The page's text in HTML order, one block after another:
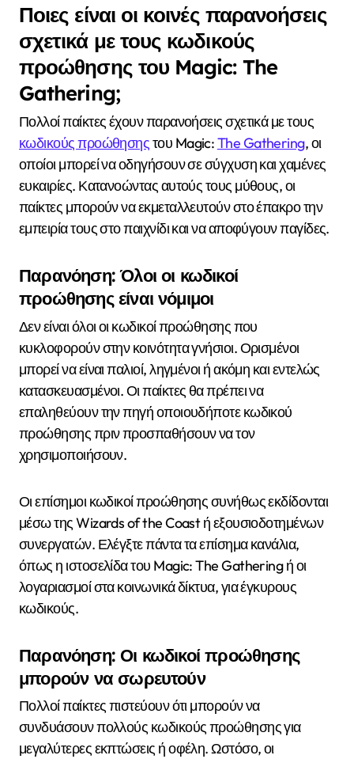
Ποιες είναι οι κοινές παρανοήσεις
σχετικά με τους κωδικούς
προώθησης του Magic: The
Gathering;
Πολλοί παίκτες έχουν παρανοήσεις σχετικά με τους
κωδικούς προώθησηςτου Magic:The Gathering, οι
οποίοι μπορεί να οδηγήσουν σε σύγχυση και χαμένες
ευκαιρίες. Κατανοώντας αυτούς τους μύθους, οι
παίκτες μπορούν να εκμεταλλευτούν στο έπακρο την
εμπειρία τους στο παιχνίδι και να αποφύγουν παγίδες.
Παρανόηση: Όλοι οι κωδικοί
προώθησης είναι νόμιμοι
Δεν είναι όλοι οι κωδικοί προώθησης που
κυκλοφορούν στην κοινότητα γνήσιοι. Ορισμένοι
μπορεί να είναι παλιοί, ληγμένοι ή ακόμη και εντελώς
κατασκευασμένοι. Οι παίκτες θα πρέπει να
επαληθεύουν την πηγή οποιουδήποτε κωδικού
προώθησης πριν προσπαθήσουν να τον
χρησιμοποιήσουν.
Οι επίσημοι κωδικοί προώθησης συνήθως εκδίδονται
μέσω της Wizards of the Coast ή εξουσιοδοτημένων
συνεργατών. Ελέγξτε πάντα τα επίσημα κανάλια,
όπως η ιστοσελίδα του Magic: The Gathering ή οι
λογαριασμοί στα κοινωνικά δίκτυα, για έγκυρους
κωδικούς.
Παρανόηση: Οι κωδικοί προώθησης
μπορούν να σωρευτούν
Πολλοί παίκτες πιστεύουν ότι μπορούν να
συνδυάσουν πολλούς κωδικούς προώθησης για
μεγαλύτερες εκπτώσεις ή οφέλη. Ωστόσο, οι